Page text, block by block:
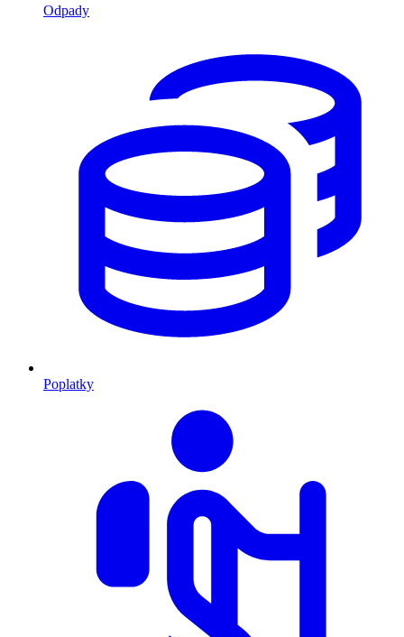
Odpady
Poplatky